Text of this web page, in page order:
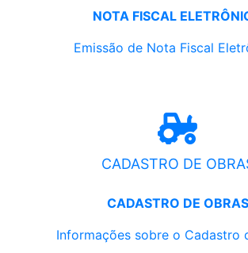
NOTA FISCAL
Emissão de Nota Fiscal
CADASTRO DE
CADASTRO DE OBRAS
Informações sobre o Cadastro